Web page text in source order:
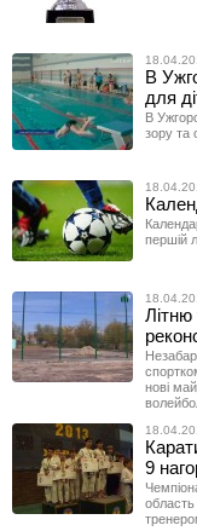
В
для
В
зору та
першій
нові
9
область